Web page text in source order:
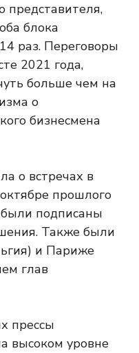
представителя,
блока
раз. Переговоры
2021 года,
больше чем на
о
бизнесмена
о встречах в
прошлого
подписаны
Также были
и Париже
глав
прессы
высоком уровне